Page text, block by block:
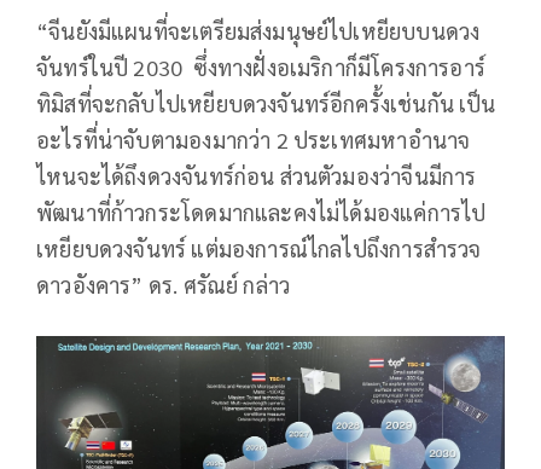
“จีนยังมีแผนที่จะเตรียมส่งมนุษย์ไปเหยียบบนดวง
จันทร์ในปี 2030 ซึ่งทางฝั่งอเมริกาก็มีโครงการอาร์
ทิมิสที่จะกลับไปเหยียบดวงจันทร์อีกครั้งเช่นกัน เป็น
อะไรที่น่าจับตามองมากว่า 2 ประเทศมหาอำนาจ
ไหนจะได้ถึงดวงจันทร์ก่อน ส่วนตัวมองว่าจีนมีการ
พัฒนาที่ก้าวกระโดดมากและคงไม่ได้มองแค่การไป
เหยียบดวงจันทร์ แต่มองการณ์ไกลไปถึงการสำรวจ
ดาวอังคาร” ดร. ศรัณย์ กล่าว